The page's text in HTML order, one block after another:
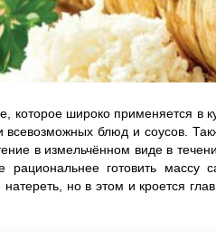
которое широко применяется в
блюд и соусов.
в измельчённом виде в
рациональнее готовить
натереть, но в этом и кроется